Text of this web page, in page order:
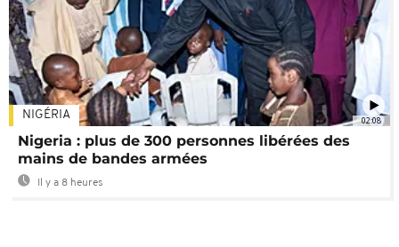
02:08
NIGÉRIA
Nigeria : plus de 300 personnes libérées des
mains de bandes armées
Il y a 8 heures